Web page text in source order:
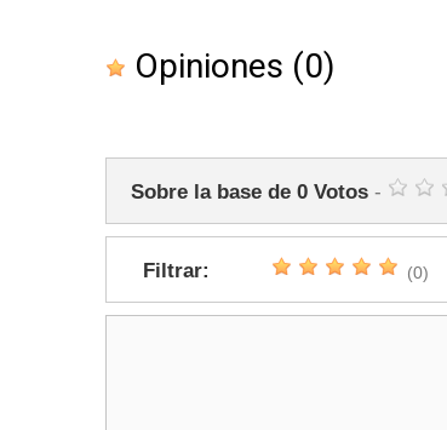
Opiniones (0)
Sobre la base de 0 Votos -
Filtrar: (0)